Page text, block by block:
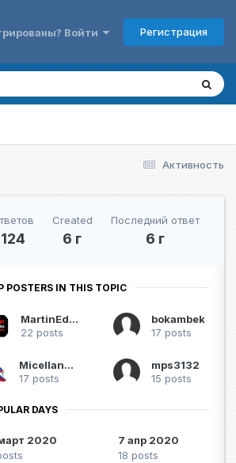
Войти Регистрация
Активность
124
Created
6 г
Последний ответ
6 г
POSTERS IN THIS TOPIC
MartinEden
22 posts
bokambek
17 posts
Micellangelo
17 posts
mps3132
15 posts
DAYS
2020
7 апр 2020
18 posts